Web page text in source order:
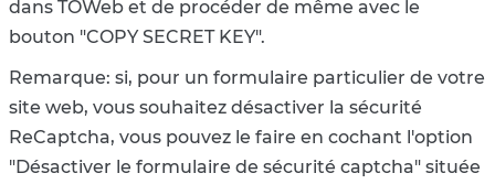
dans TOWeb et de procéder de même avec le
bouton "COPY SECRET KEY".
Remarque: si, pour un formulaire particulier de votre
site web, vous souhaitez désactiver la sécurité
ReCaptcha, vous pouvez le faire en cochant l'option
"Désactiver le formulaire de sécurité captcha" située